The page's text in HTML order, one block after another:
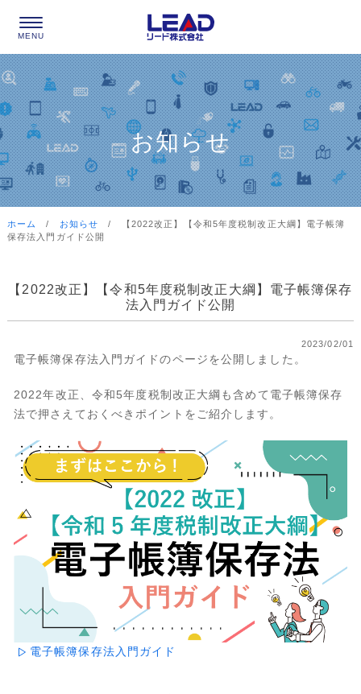
お知らせ
ホーム / お知らせ /
【2022改正】【令和5年度税制改正大綱】電子帳簿
保存法入門ガイド公開
【2022改正】【令和5年度税制改正大綱】電子帳簿保存
法入門ガイド公開
2023/02/01
電子帳簿保存法入門ガイドのページを公開しました。
2022年改正、令和5年度税制改正大綱も含めて電子帳簿保存
法で押さえておくべきポイントをご紹介します。
電子帳簿保存法入門ガイド